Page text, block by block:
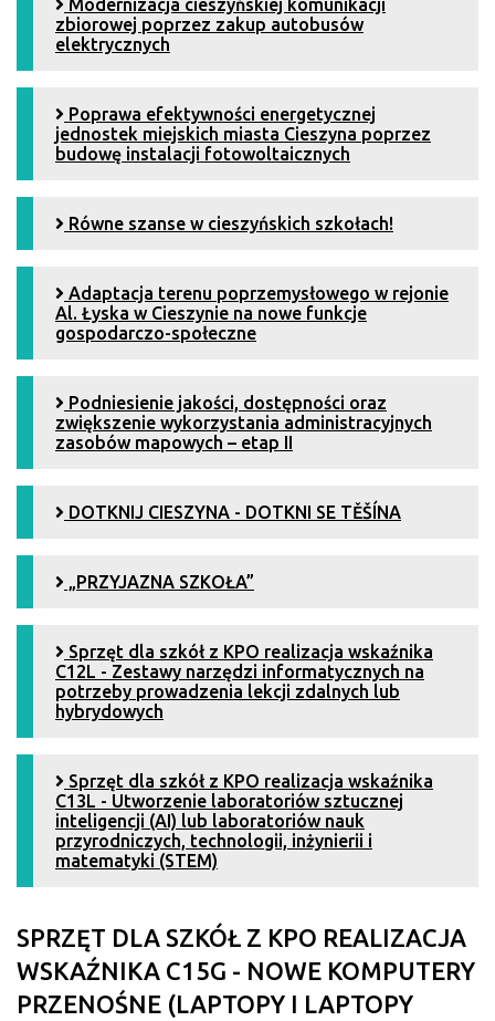
Modernizacja cieszyńskiej komunikacji
zbiorowej poprzez zakup autobusów
elektrycznych
Poprawa efektywności energetycznej
jednostek miejskich miasta Cieszyna poprzez
budowę instalacji fotowoltaicznych
Równe szanse w cieszyńskich szkołach!
Adaptacja terenu poprzemysłowego w rejonie
Al. Łyska w Cieszynie na nowe funkcje
gospodarczo-społeczne
Podniesienie jakości, dostępności oraz
zwiększenie wykorzystania administracyjnych
zasobów mapowych – etap II
DOTKNIJ CIESZYNA - DOTKNI SE TĚŠÍNA
„PRZYJAZNA SZKOŁA”
Sprzęt dla szkół z KPO realizacja wskaźnika
C12L - Zestawy narzędzi informatycznych na
potrzeby prowadzenia lekcji zdalnych lub
hybrydowych
Sprzęt dla szkół z KPO realizacja wskaźnika
C13L - Utworzenie laboratoriów sztucznej
inteligencji (AI) lub laboratoriów nauk
przyrodniczych, technologii, inżynierii i
matematyki (STEM)
SPRZĘT DLA SZKÓŁ Z KPO REALIZACJA
WSKAŹNIKA C15G - NOWE KOMPUTERY
PRZENOŚNE (LAPTOPY I LAPTOPY